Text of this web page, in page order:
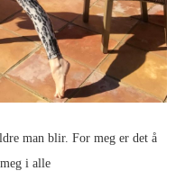
man blir. For meg er det å
i alle